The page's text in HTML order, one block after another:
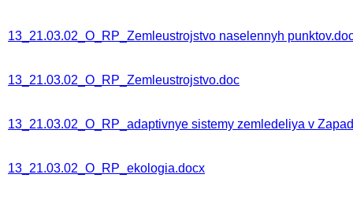
13_21.03.02_O_RP_Zemleustrojstvo naselennyh
13_21.03.02_O_RP_Zemleustrojstvo.doc
13_21.03.02_O_RP_adaptivnye sistemy zemledeliya v
13_21.03.02_O_RP_ekologia.docx